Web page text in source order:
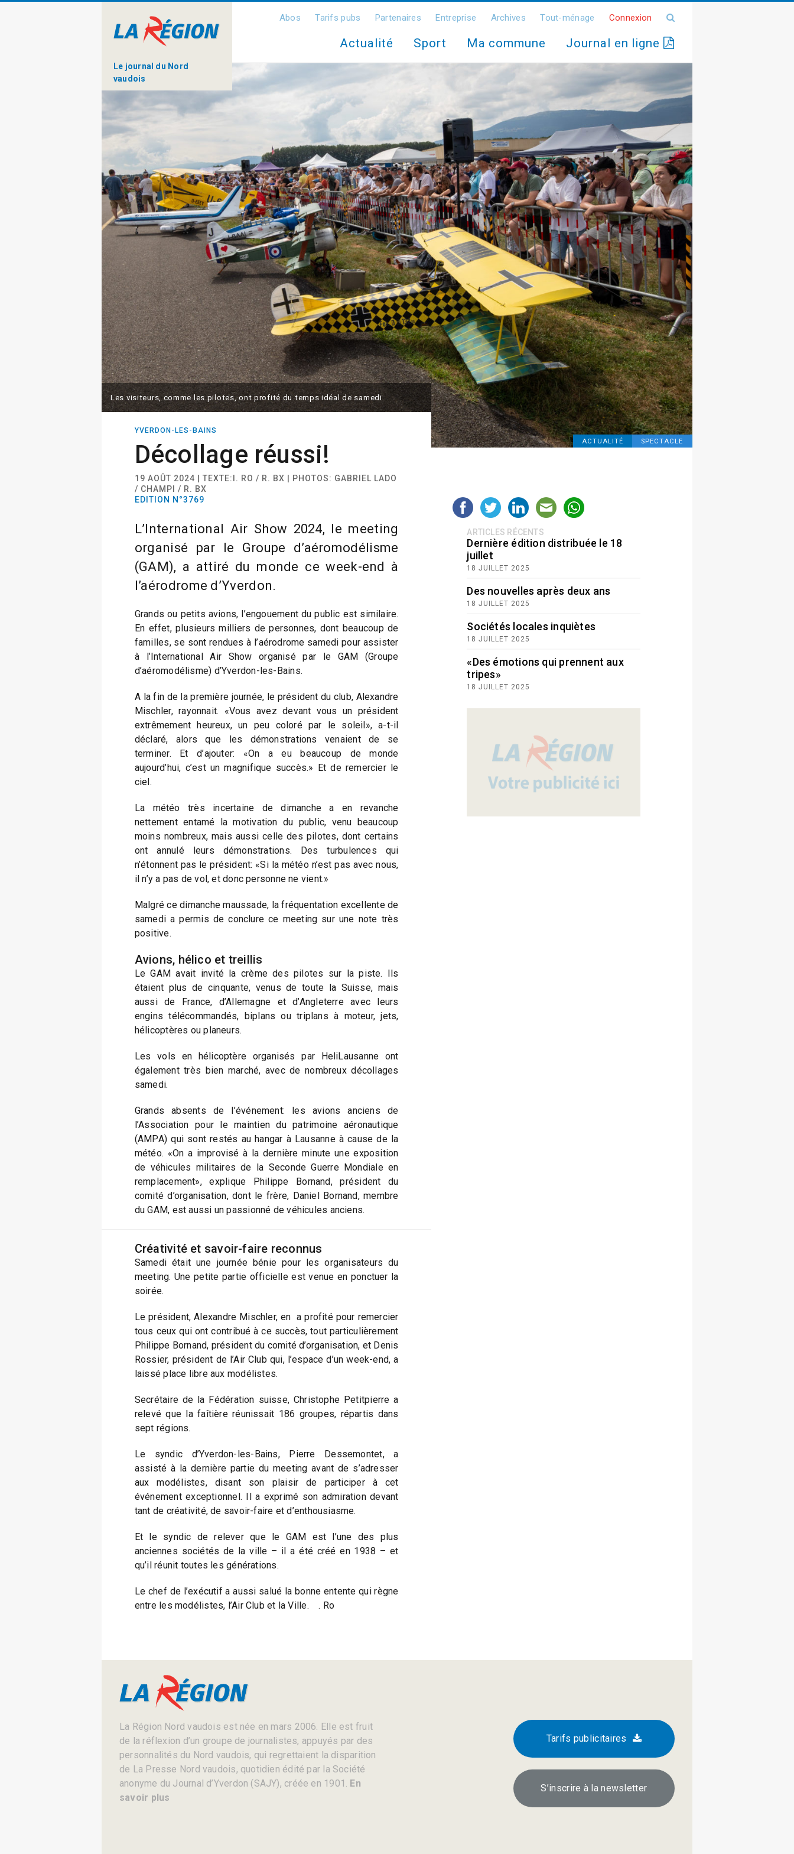
Le journal du Nord
vaudois
Abos Tarifs pubs Partenaires Entreprise Archives Tout-ménage Connexion
Actualité Sport Ma commune Journal en ligne
ACTUALITÉ SPECTACLE
Les visiteurs, comme les pilotes, ont profité du temps idéal de samedi.
YVERDON-LES-BAINS
Décollage réussi!
19 AOÛT 2024 | TEXTE:I. RO / R. BX | PHOTOS: GABRIEL LADO
/ CHAMPI / R. BX
EDITION N°3769
L’International Air Show 2024, le meeting
organisé par le Groupe d’aéromodélisme
(GAM), a attiré du monde ce week-end à
l’aérodrome d’Yverdon.
Grands ou petits avions, l’engouement du public est similaire.
En effet, plusieurs milliers de personnes, dont beaucoup de
familles, se sont rendues à l’aérodrome samedi pour assister
à l’International Air Show organisé par le GAM (Groupe
d’aéromodélisme) d’Yverdon-les-Bains.
A la fin de la première journée, le président du club, Alexandre
Mischler, rayonnait. «Vous avez devant vous un président
extrêmement heureux, un peu coloré par le soleil», a-t-il
déclaré, alors que les démonstrations venaient de se
terminer. Et d’ajouter: «On a eu beaucoup de monde
aujourd’hui, c’est un magnifique succès.» Et de remercier le
ciel.
La météo très incertaine de dimanche a en revanche
nettement entamé la motivation du public, venu beaucoup
moins nombreux, mais aussi celle des pilotes, dont certains
ont annulé leurs démonstrations. Des turbulences qui
n’étonnent pas le président: «Si la météo n’est pas avec nous,
il n’y a pas de vol, et donc personne ne vient.»
Malgré ce dimanche maussade, la fréquentation excellente de
samedi a permis de conclure ce meeting sur une note très
positive.
Avions, hélico et treillis
Le GAM avait invité la crème des pilotes sur la piste. Ils
étaient plus de cinquante, venus de toute la Suisse, mais
aussi de France, d’Allemagne et d’Angleterre avec leurs
engins télécommandés, biplans ou triplans à moteur, jets,
hélicoptères ou planeurs.
Les vols en hélicoptère organisés par HeliLausanne ont
également très bien marché, avec de nombreux décollages
samedi.
Grands absents de l’événement: les avions anciens de
l’Association pour le maintien du patrimoine aéronautique
(AMPA) qui sont restés au hangar à Lausanne à cause de la
météo. «On a improvisé à la dernière minute une exposition
de véhicules militaires de la Seconde Guerre Mondiale en
remplacement», explique Philippe Bornand, président du
comité d’organisation, dont le frère, Daniel Bornand, membre
du GAM, est aussi un passionné de véhicules anciens.
Créativité et savoir-faire reconnus
Samedi était une journée bénie pour les organisateurs du
meeting. Une petite partie officielle est venue en ponctuer la
soirée.
Le président, Alexandre Mischler, en a profité pour remercier
tous ceux qui ont contribué à ce succès, tout particulièrement
Philippe Bornand, président du comité d’organisation, et Denis
Rossier, président de l’Air Club qui, l’espace d’un week-end, a
laissé place libre aux modélistes.
Secrétaire de la Fédération suisse, Christophe Petitpierre a
relevé que la faîtière réunissait 186 groupes, répartis dans
sept régions.
Le syndic d’Yverdon-les-Bains, Pierre Dessemontet, a
assisté à la dernière partie du meeting avant de s’adresser
aux modélistes, disant son plaisir de participer à cet
événement exceptionnel. Il a exprimé son admiration devant
tant de créativité, de savoir-faire et d’enthousiasme.
Et le syndic de relever que le GAM est l’une des plus
anciennes sociétés de la ville – il a été créé en 1938 – et
qu’il réunit toutes les générations.
Le chef de l’exécutif a aussi salué la bonne entente qui règne
entre les modélistes, l’Air Club et la Ville. . Ro
ARTICLES RÉCENTS
Dernière édition distribuée le 18
juillet
18 JUILLET 2025
Des nouvelles après deux ans
18 JUILLET 2025
Sociétés locales inquiètes
18 JUILLET 2025
«Des émotions qui prennent aux
tripes»
18 JUILLET 2025
La Région Nord vaudois est née en mars 2006. Elle est fruit
de la réflexion d’un groupe de journalistes, appuyés par des
personnalités du Nord vaudois, qui regrettaient la disparition
de La Presse Nord vaudois, quotidien édité par la Société
anonyme du Journal d’Yverdon (SAJY), créée en 1901. En
savoir plus
Tarifs publicitaires
S’inscrire à la newsletter